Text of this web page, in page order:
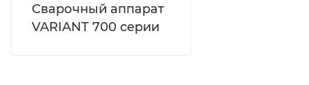
Сварочный аппарат
VARIANT 700 серии